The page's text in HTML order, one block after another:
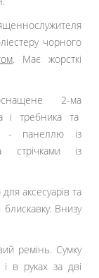
чорного
. Має жорсткі
2-ма
і требника та
- панеллю із
стрічками із
аксесуарів та
Внизу
ремінь. Сумку
в руках за дві